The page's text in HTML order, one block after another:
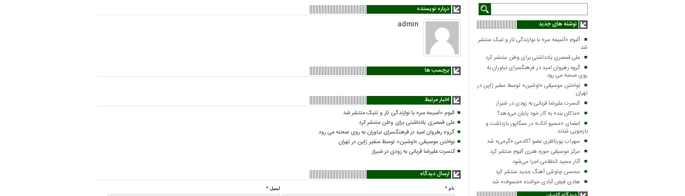
نوشته های جدید
آلبوم «آسیمه سر» با نوازندگی تار و تنبک منتشر
شد
علی قمصری یادداشتی برای وطن منتشر کرد
گروه رهروان امید در فرهنگسرای نیاوران به
روی صحنه می رود
نواختن موسیقی «اوشین» توسط سفیر ژاپن در
تهران
کنسرت علیرضا قربانی به زودی در شیراز
«ماکان بند» به کار خود پایان می‌دهد؟
اعضای «مسیو اَتک» در سنگاپور بازداشت و
بازجویی شدند
سهراب پورناظری عضو آکادمی «گرمی» شد
مرکز موسیقی حوزه هنری آلبوم منتشر کرد
آثار مجید انتظامی اجرا می‌شود
محسن چاوشی آهنگ جدید منتشر کرد
هادی فیض آبادی خواننده «خسوف» شد
درباره نویسنده
admin
برچسب ها
اخبار مرتبط
آلبوم «آسیمه سر» با نوازندگی تار و تنبک منتشر شد
علی قمصری یادداشتی برای وطن منتشر کرد
گروه رهروان امید در فرهنگسرای نیاوران به روی صحنه می رود
نواختن موسیقی «اوشین» توسط سفیر ژاپن در تهران
کنسرت علیرضا قربانی به زودی در شیراز
ارسال دیدگاه
نام * ایمیل *